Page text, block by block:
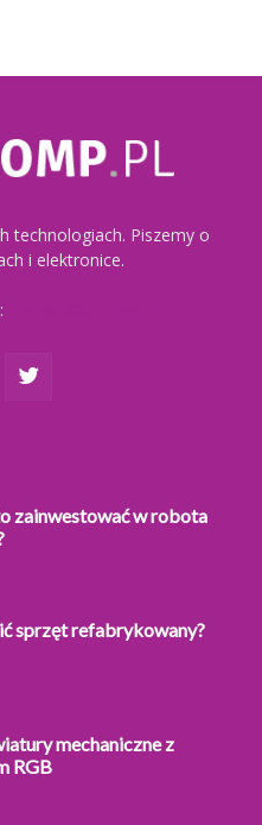
technologiach. Piszemy o
i elektronice.
zainwestować w robota
sprzęt refabrykowany?
mechaniczne z
RGB